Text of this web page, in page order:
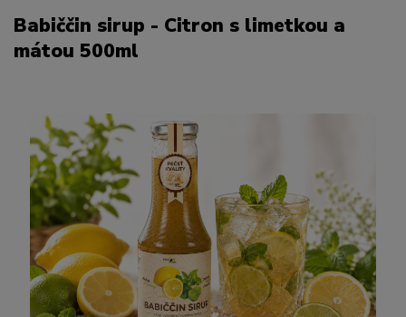
Babiččin sirup - Citron s limetkou a
mátou 500ml